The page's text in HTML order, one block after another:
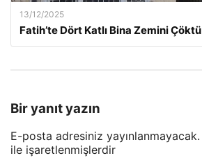
13/12/2025
Fatih’te Dört Katlı Bina Zemini Çöktü
Bir yanıt yazın
E-posta adresiniz yayınlanmayacak.
ile işaretlenmişlerdir